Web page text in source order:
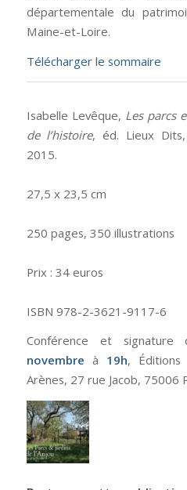
départementale du
Maine-et-Loire.
Télécharger le sommaire
Isabelle Levêque, Les parcs
de l’histoire, éd. Lieux
2015.
27,5 x 23,5 cm
250 pages, 350 illustrations
Prix : 34 euros
ISBN 978-2-3621-9117-6
Conférence et signature
novembre à 19h, Éditions
Arènes, 27 rue Jacob, 75006